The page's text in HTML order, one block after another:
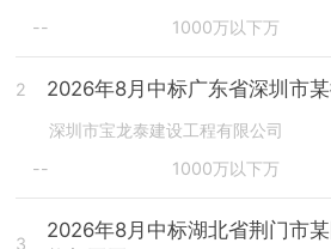
--
1000万以下万
2 2026年8月中标广东省深圳市
深圳市宝龙泰建设工程有限公司
--
1000万以下万
3
2026年8月中标湖北省荆门市